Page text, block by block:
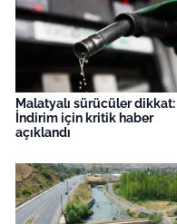
Malatyalı sürücüler dikkat:
İndirim için kritik haber
açıklandı